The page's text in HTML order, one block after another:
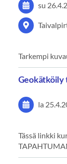
su
Tarkempi
Geokätköily
la
Tässä linkki